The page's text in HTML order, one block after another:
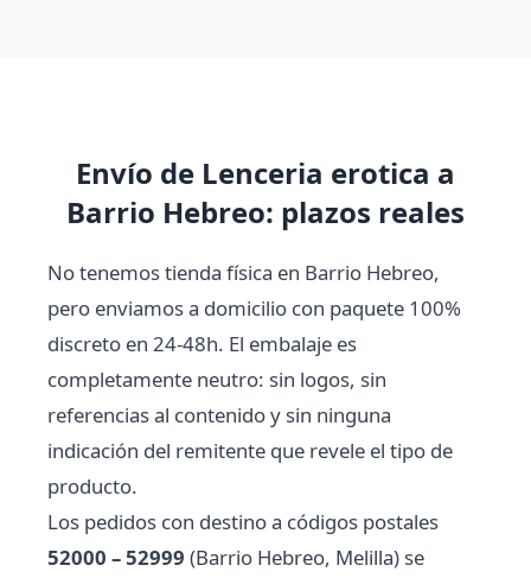
Envío de Lenceria erotica a
Barrio Hebreo: plazos reales
No tenemos tienda física en Barrio Hebreo,
pero enviamos a domicilio con paquete 100%
discreto en 24-48h. El embalaje es
completamente neutro: sin logos, sin
referencias al contenido y sin ninguna
indicación del remitente que revele el tipo de
producto.
Los pedidos con destino a códigos postales
52000 – 52999 (Barrio Hebreo, Melilla) se